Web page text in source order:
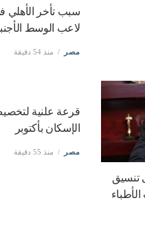
سبب تأخر
لاعب الوسط
مصر منذ 54 دقيقة
تنسيق